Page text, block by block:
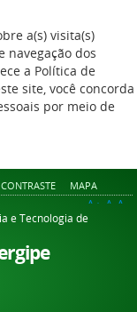
a(s) visita(s)
navegação dos
a Política de
site, você concorda
por meio de
MAPA
A+ A A-
e Tecnologia de